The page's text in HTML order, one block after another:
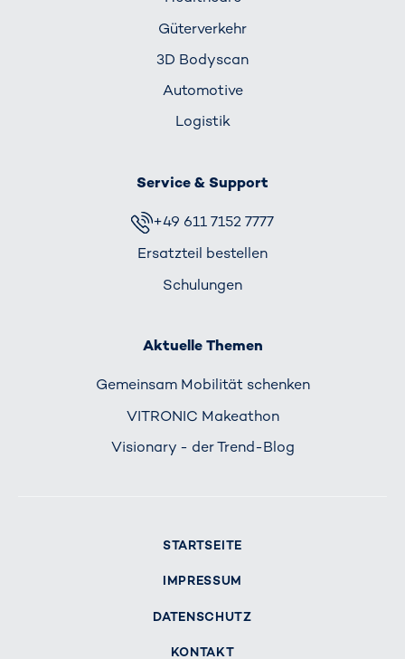
Güterverkehr
3D Bodyscan
Automotive
Logistik
Service & Support
+49 611 7152 7777
Ersatzteil bestellen
Schulungen
Aktuelle Themen
Gemeinsam Mobilität schenken
VITRONIC Makeathon
Visionary - der Trend-Blog
STARTSEITE
IMPRESSUM
DATENSCHUTZ
KONTAKT